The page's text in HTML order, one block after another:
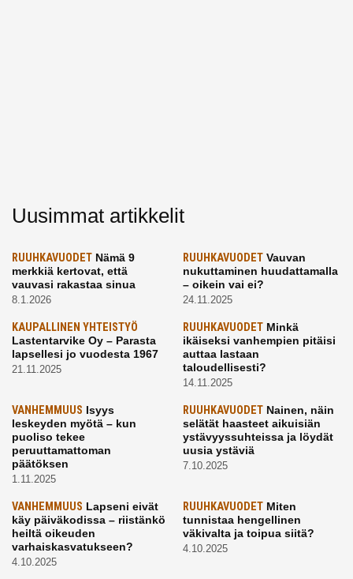
Uusimmat artikkelit
RUUHKAVUODET Nämä 9
merkkiä kertovat, että
vauvasi rakastaa sinua
8.1.2026
RUUHKAVUODETVauvan
nukuttaminen huudattamalla
– oikein vai ei?
24.11.2025
KAUPALLINEN YHTEISTYÖ
Lastentarvike Oy – Parasta
lapsellesi jo vuodesta 1967
21.11.2025
RUUHKAVUODETMinkä
ikäiseksi vanhempien pitäisi
auttaa lastaan
taloudellisesti?
14.11.2025
VANHEMMUUS Isyys
leskeyden myötä – kun
puoliso tekee
peruuttamattoman
päätöksen
1.11.2025
RUUHKAVUODETNainen, näin
selätät haasteet aikuisiän
ystävyyssuhteissa ja löydät
uusia ystäviä
7.10.2025
VANHEMMUUS Lapseni eivät
käy päiväkodissa – riistänkö
heiltä oikeuden
varhaiskasvatukseen?
4.10.2025
RUUHKAVUODETMiten
tunnistaa hengellinen
väkivalta ja toipua siitä?
4.10.2025